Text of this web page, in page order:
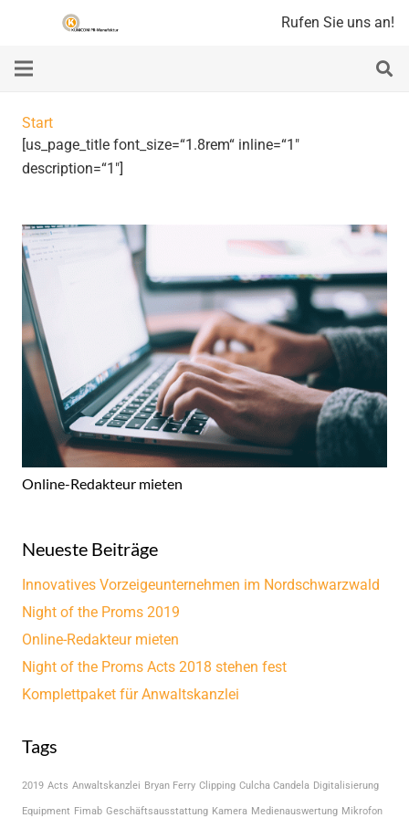
Rufen Sie uns an!
Start
[us_page_title font_size=“1.8rem“ inline=“1″
description=“1″]
Online-Redakteur mieten
Neueste Beiträge
Innovatives Vorzeigeunternehmen im Nordschwarzwald
Night of the Proms 2019
Online-Redakteur mieten
Night of the Proms Acts 2018 stehen fest
Komplettpaket für Anwaltskanzlei
Tags
2019 Acts Anwaltskanzlei Bryan Ferry Clipping Culcha Candela Digitalisierung
Equipment Fimab Geschäftsausstattung Kamera Medienauswertung Mikrofon